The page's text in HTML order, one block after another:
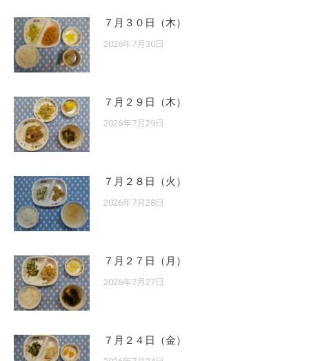
７月３０日（木）
2026年7月30日
７月２９日（木）
2026年7月29日
７月２８日（火）
2026年7月28日
７月２７日（月）
2026年7月27日
７月２４日（金）